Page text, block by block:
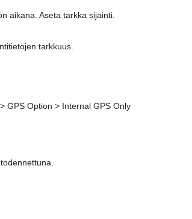
aikana. Aseta tarkka sijainti.
tarkkuus.
GPS Option > Internal GPS Only